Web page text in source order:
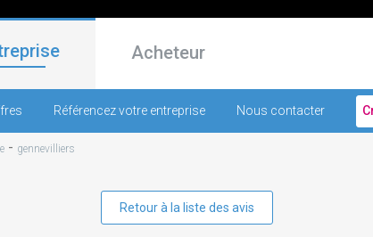
Acheteur
Référencez votre entreprise Nous contacter
- gennevilliers
Retour à la liste des avis